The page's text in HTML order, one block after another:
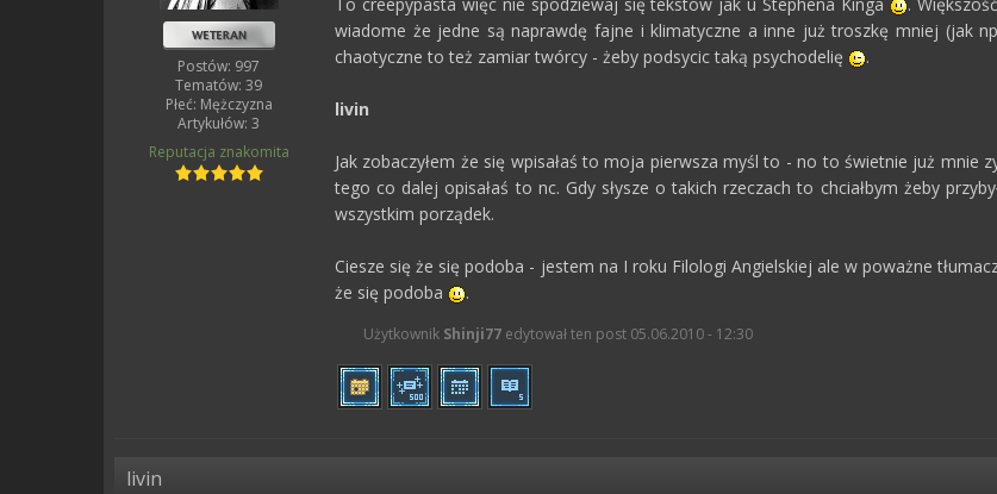
Postów: 997
Tematów: 39
Płeć: Mężczyzna
Artykułów: 3
Reputacja znakomita
To creepypasta więc nie spodziewaj się tekstów jak u Stephena Kinga
.
wiadome że jedne są naprawdę fajne i klimatyczne a inne już troszkę mniej (jak
chaotyczne to też zamiar twórcy - żeby podsycic taką psychodelię
.
livin
Jak zobaczyłem że się wpisałaś to moja pierwsza myśl to - no to świetnie już mnie
tego co dalej opisałaś to nc. Gdy słysze o takich rzeczach to chciałbym żeby
wszystkim porządek.
Ciesze się że się podoba - jestem na I roku Filologi Angielskiej ale w poważne
że się podoba
.
Użytkownik Shinji77 edytował ten post 05.06.2010 - 12:30
livin